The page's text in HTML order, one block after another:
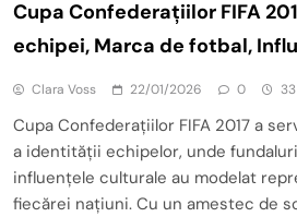
Cupa Confederațiilor FIFA
echipei, Marca de fotbal,
Clara Voss 22/01/2026 0
Cupa Confederațiilor FIFA 2017 a
a identității echipelor, unde
influențele culturale au modelat
fiecărei națiuni. Cu un amestec de